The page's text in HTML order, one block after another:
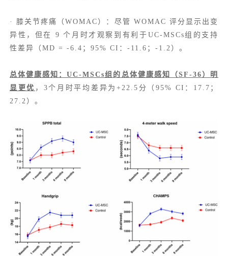
· 膝关节疼痛（WOMAC）：尽管 WOMAC 评分显示出变
异性，但在 9 个月时才观察到有利于UC-MSCs组的支持
性差异（MD = -6.4；95% CI：-11.6；-1.2）。
总体健康感知：UC-MSCs组的总体健康感知（SF-36）明
显更优 ，3个月时平均差异为+22.5分（95% CI：17.7；
27.2）。